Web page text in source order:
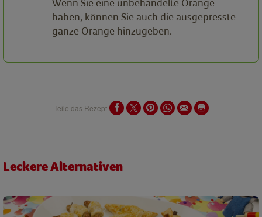
Wenn Sie eine unbehandelte Orange
haben, können Sie auch die ausgepresste
ganze Orange hinzugeben.
Teile das Rezept
Leckere Alternativen